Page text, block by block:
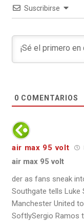
Suscribirse
0 COMENTARIOS
air max 95 volt
air max 95 volt
der as fans sneak
Southgate tells
Manchester United
SoftlySergio Ramos